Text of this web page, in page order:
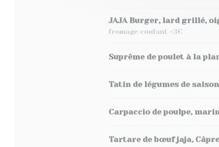
JAJA Burger, lard grillé,
fromage coulant +3€
Suprême de poulet à la
Tatin de légumes de
Carpaccio de poulpe,
Tartare de bœuf jaja,